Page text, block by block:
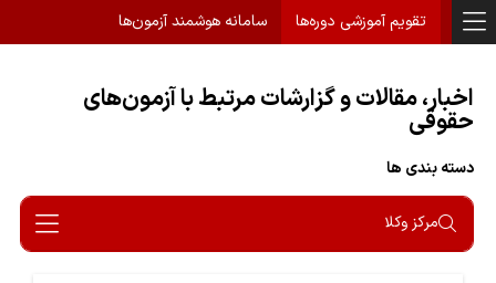
تقویم آموزشی دوره‌ها سامانه هوشمند آزمون‌ها
اخبار، مقالات و گزارشات مرتبط با آزمون‌های
حقوقی
دسته بندی ها
مرکز وکلا